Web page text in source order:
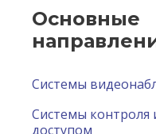
Основные
Системы
Системы контроля
доступом